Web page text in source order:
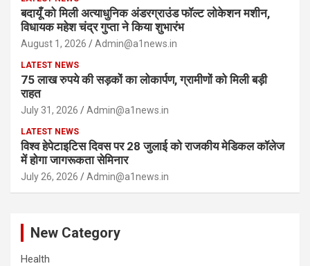
बदायूँ को मिली अत्याधुनिक अंडरग्राउंड फॉल्ट लोकेशन मशीन,
विधायक महेश चंद्र गुप्ता ने किया शुभारंभ
August 1, 2026 Admin@a1news.in
LATEST NEWS
75 लाख रुपये की सड़कों का लोकार्पण, ग्रामीणों को मिली बड़ी
राहत
July 31, 2026 Admin@a1news.in
LATEST NEWS
विश्व हेपेटाइटिस दिवस पर 28 जुलाई को राजकीय मेडिकल कॉलेज
में होगा जागरूकता सेमिनार
July 26, 2026 Admin@a1news.in
New Category
Health